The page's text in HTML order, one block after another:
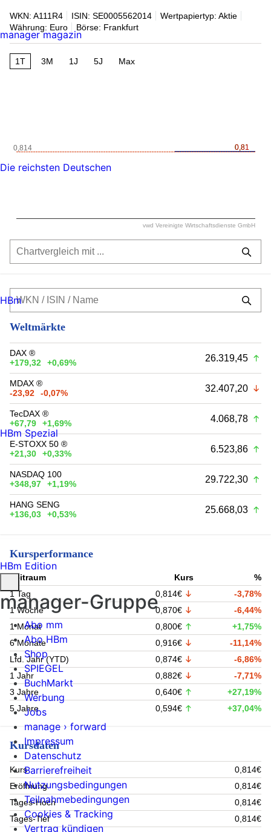
WKN: A111R4 ISIN: SE0005562014
Wertpapiertyp: Aktie
Währung: Euro
Börse: Frankfurt
1T 3M 1J 5J Max
0,81
0,81
0,814
vwd Vereinigte Wirtschaftsdienste GmbH
Weltmärkte
DAX ®
+179,32
+0,69% 26.319,45
MDAX ®
-23,92
-0,07% 32.407,20
TecDAX ®
+67,79
+1,69% 4.068,78
E-STOXX 50 ®
+21,30
+0,33% 6.523,86
NASDAQ 100
+348,97
+1,19% 29.722,30
HANG SENG
+136,03
+0,53% 25.668,03
Kursperformance
Zeitraum Kurs
%
1 Tag
0,814€
-3,78%
1 Woche
0,870€
-6,44%
1 Monat
0,800€
+1,75%
6 Monate
0,916€
-11,14%
Lfd. Jahr (YTD)
0,874€
-6,86%
1 Jahr
0,882€
-7,71%
3 Jahre
0,640€
+27,19%
5 Jahre
0,594€ +37,04%
Kursdaten
Kurs
0,814€
Eröffnung
0,814€
Tages-Hoch
0,814€
Tages-Tief
0,814€
manager magazin
Die reichsten Deutschen
HBm
HBm Spezial
HBm Edition
manager-Gruppe
Abo mm
Abo HBm
Shop
SPIEGEL
BuchMarkt
Werbung
Jobs
manage › forward
Impressum
Datenschutz
Barrierefreiheit
Nutzungsbedingungen
Teilnahmebedingungen
Cookies & Tracking
Vertrag kündigen